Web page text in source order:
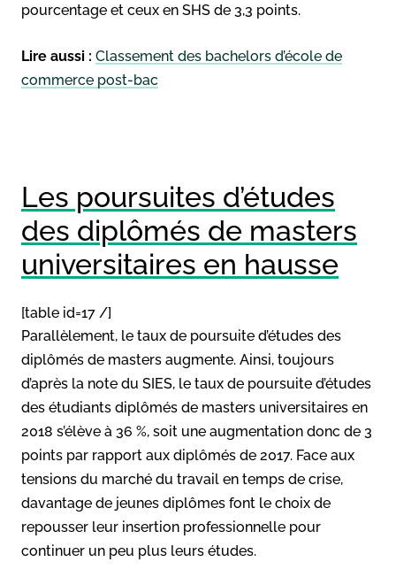
pourcentage et ceux en SHS de 3,3 points.
Lire aussi : Classement des bachelors d’école de
commerce post-bac
Les poursuites d’études
des diplômés de masters
universitaires en hausse
[table id=17 /]
Parallèlement, le taux de poursuite d’études des
diplômés de masters augmente. Ainsi, toujours
d’après la note du SIES, le taux de poursuite d’études
des étudiants diplômés de masters universitaires en
2018 s’élève à 36 %, soit une augmentation donc de 3
points par rapport aux diplômés de 2017. Face aux
tensions du marché du travail en temps de crise,
davantage de jeunes diplômes font le choix de
repousser leur insertion professionnelle pour
continuer un peu plus leurs études.